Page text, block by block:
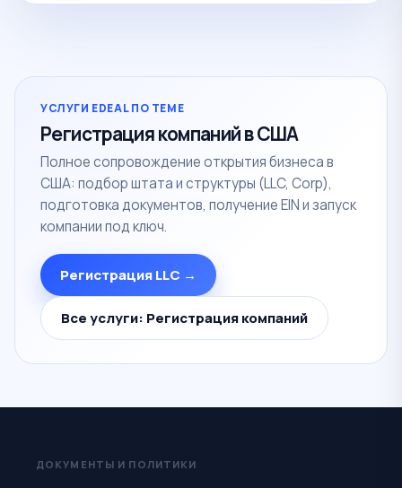
УСЛУГИ EDEAL ПО ТЕМЕ
Регистрация компаний в США
Полное сопровождение открытия бизнеса в
США: подбор штата и структуры (LLC, Corp),
подготовка документов, получение EIN и запуск
компании под ключ.
Регистрация LLC →
Все услуги: Регистрация компаний
ДОКУМЕНТЫ И ПОЛИТИКИ